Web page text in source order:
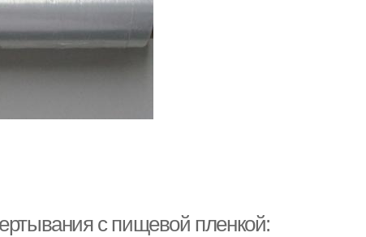
с пищевой пленкой: